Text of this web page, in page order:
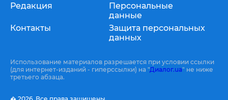
Редакция
Контакты
Персональные
данные
Защита персональных
данных
Использование материалов разрешается при условии ссылки
(для интернет-изданий - гиперссылки) на "Диалог.ua" не ниже
третьего абзаца.